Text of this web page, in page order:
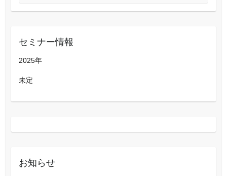
セミナー情報
2025年
未定
お知らせ